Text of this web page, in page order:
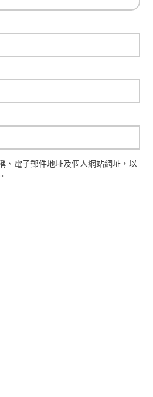
、電子郵件地址及個人網站網址，以